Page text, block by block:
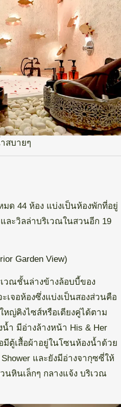
สบายๆ
ด 44 ห้อง แบ่งเป็นห้องพักที่อยู่
ละวิลล่าบริเวณในสวนอีก 19
Garden View)
วณชั้นล่างข้างล้อบบี้ของ
เจอห้องซึ่งแบ่งเป็นสองส่วนคือ
หญ่คิงไซส์หรือเตียงคู่ได้ตาม
ำ มีอ่างล้างหน้า His & Her
ตู้เสื้อผ้าอยู่ในโซนห้องน้ำด้วย
และยังมีอ่างจากุซซี่ให้
หินเล็กๆ กลางแจ้ง บริเวณ